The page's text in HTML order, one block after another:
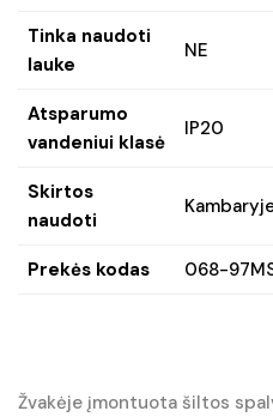
Tinka naudoti
lauke
NE
Atsparumo
vandeniui klasė
IP20
Skirtos
naudoti
Prekės kodas 068-
Žvakėje įmontuota šiltos